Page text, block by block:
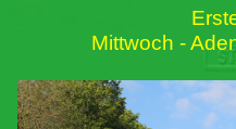
Mittwoch -